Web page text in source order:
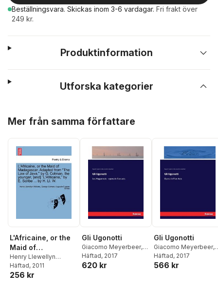
Beställningsvara. Skickas inom 3-6 vardagar. Fri frakt över
249 kr.
Produktinformation
Utforska kategorier
Mer från samma författare
L'Africaine, or the
Maid of
Madagascar.
Adapted from "The
Law of Java," by G.
Henry Llewellyn
Williams,George
Colman,
Häftad, 2011
256 kr
Gli Ugonotti
Giacomo Meyerbeer,
Augustin Eugène Scribe
Häftad, 2017
620 kr
Gli Ugonotti
Giacomo Meyerbeer,
Augustin Eugène
Häftad, 2017
566 kr